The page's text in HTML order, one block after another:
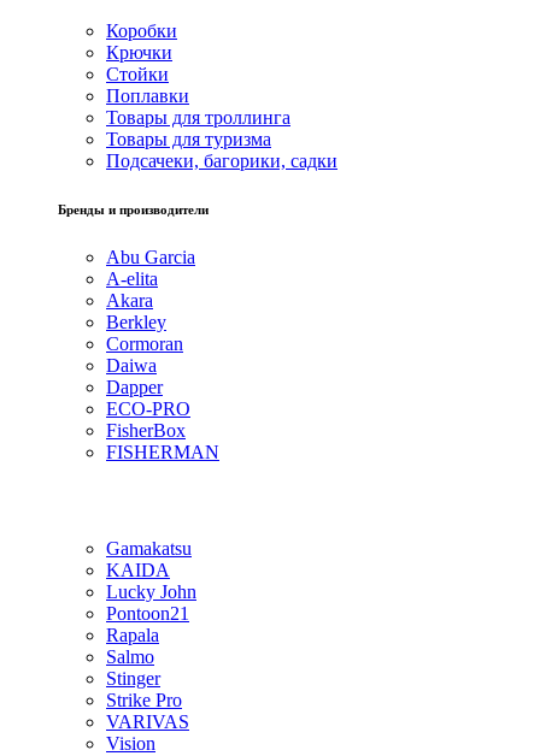
Коробки
Крючки
Стойки
Поплавки
Товары для троллинга
Товары для туризма
Подсачеки, багорики, садки
Бренды и производители
Abu Garcia
A-elita
Akara
Berkley
Cormoran
Daiwa
Dapper
ECO-PRO
FisherBox
FISHERMAN
Gamakatsu
KAIDA
Lucky John
Pontoon21
Rapala
Salmo
Stinger
Strike Pro
VARIVAS
Vision